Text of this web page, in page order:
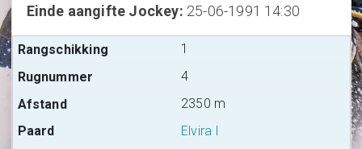
Einde aangifte Jockey: 25-06-1991 14:30
1
4
2350 m
Elvira I